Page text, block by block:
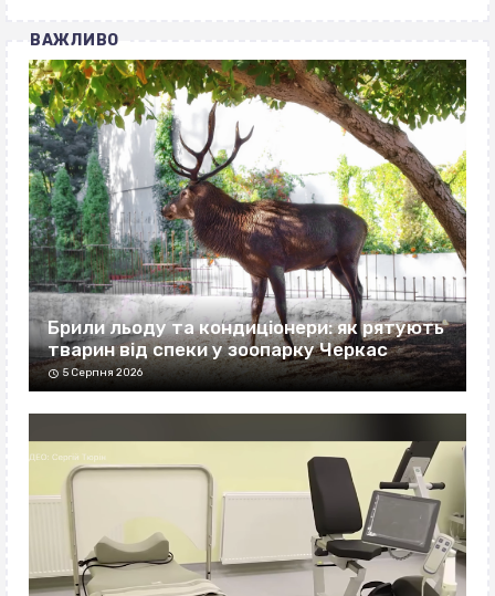
ВАЖЛИВО
Брили льоду та кондиціонери: як рятують
тварин від спеки у зоопарку Черкас
5 Серпня 2026